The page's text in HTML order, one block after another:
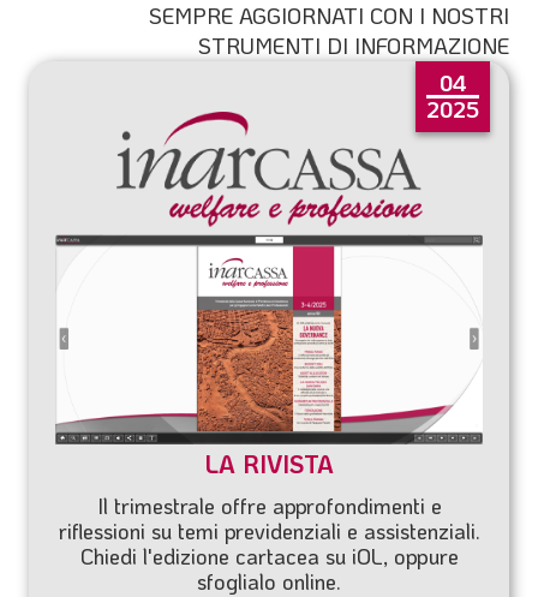
SEMPRE AGGIORNATI CON I NOSTRI
STRUMENTI DI INFORMAZIONE
04
2025
LA RIVISTA
Il trimestrale offre approfondimenti e
riflessioni su temi previdenziali e assistenziali.
Chiedi l'edizione cartacea su iOL, oppure
sfoglialo online.